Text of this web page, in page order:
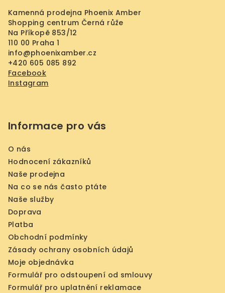
Kamenná prodejna Phoenix Amber
Shopping centrum Černá růže
Na Příkopě 853/12
110 00 Praha 1
info@phoenixamber.cz
+420 605 085 892
Facebook
Instagram
Informace pro vás
O nás
Hodnocení zákazníků
Naše prodejna
Na co se nás často ptáte
Naše služby
Doprava
Platba
Obchodní podmínky
Zásady ochrany osobních údajů
Moje objednávka
Formulář pro odstoupení od smlouvy
Formulář pro uplatnění reklamace